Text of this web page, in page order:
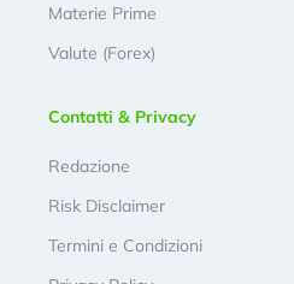
Materie Prime
Valute (Forex)
Contatti & Privacy
Redazione
Risk Disclaimer
Termini e Condizioni